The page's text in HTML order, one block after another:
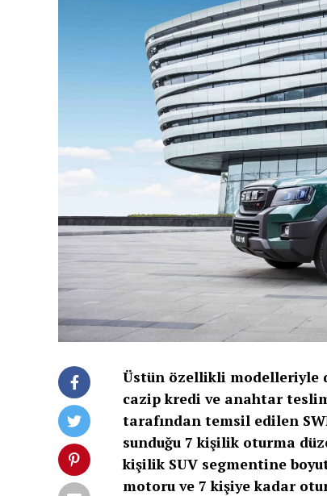
Üstün özellikli modelleriyle
cazip kredi ve anahtar
tarafından temsil edilen
sunduğu 7 kişilik oturma
kişilik SUV segmentine
motoru ve 7 kişiye kadar